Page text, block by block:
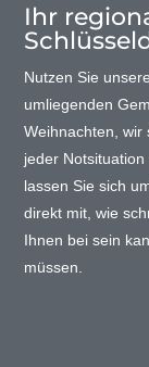
Ihr
Nutzen Sie
umliegenden
Weihnachten, wir
jeder
lassen Sie sich
direkt mit, wie
Ihnen bei sein
müssen.